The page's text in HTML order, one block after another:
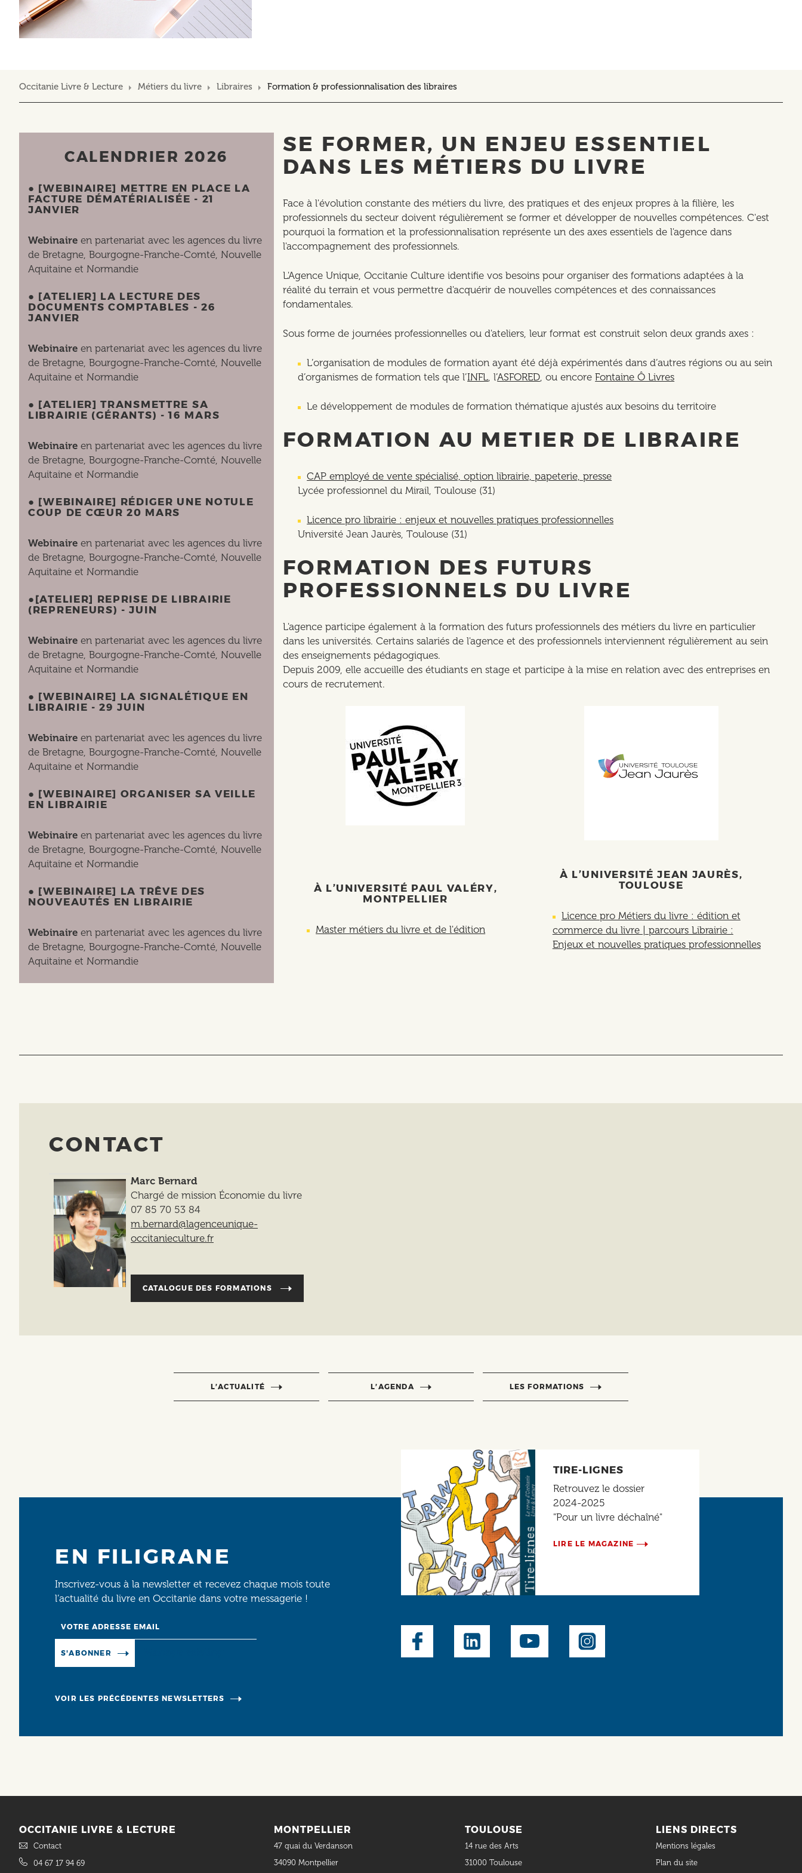
Occitanie Livre & Lecture Métiers du livre Libraires Formation & professionnalisation des libraires
CALENDRIER 2026
● [WEBINAIRE] METTRE EN PLACE LA
FACTURE DÉMATÉRIALISÉE - 21
JANVIER
Webinaire en partenariat avec les agences du livre
de Bretagne, Bourgogne-Franche-Comté, Nouvelle
Aquitaine et Normandie
● [ATELIER] LA LECTURE DES
DOCUMENTS COMPTABLES - 26
JANVIER
Webinaire en partenariat avec les agences du livre
de Bretagne, Bourgogne-Franche-Comté, Nouvelle
Aquitaine et Normandie
● [ATELIER] TRANSMETTRE SA
LIBRAIRIE (GÉRANTS) - 16 MARS
Webinaire en partenariat avec les agences du livre
de Bretagne, Bourgogne-Franche-Comté, Nouvelle
Aquitaine et Normandie
● [WEBINAIRE] RÉDIGER UNE NOTULE
COUP DE CŒUR 20 MARS
Webinaire en partenariat avec les agences du livre
de Bretagne, Bourgogne-Franche-Comté, Nouvelle
Aquitaine et Normandie
●[ATELIER] REPRISE DE LIBRAIRIE
(REPRENEURS) - JUIN
Webinaire en partenariat avec les agences du livre
de Bretagne, Bourgogne-Franche-Comté, Nouvelle
Aquitaine et Normandie
● [WEBINAIRE] LA SIGNALÉTIQUE EN
LIBRAIRIE - 29 JUIN
Webinaire en partenariat avec les agences du livre
de Bretagne, Bourgogne-Franche-Comté, Nouvelle
Aquitaine et Normandie
● [WEBINAIRE] ORGANISER SA VEILLE
EN LIBRAIRIE
Webinaire en partenariat avec les agences du livre
de Bretagne, Bourgogne-Franche-Comté, Nouvelle
Aquitaine et Normandie
● [WEBINAIRE] LA TRÊVE DES
NOUVEAUTÉS EN LIBRAIRIE
Webinaire en partenariat avec les agences du livre
de Bretagne, Bourgogne-Franche-Comté, Nouvelle
Aquitaine et Normandie
SE FORMER, UN ENJEU ESSENTIEL
DANS LES MÉTIERS DU LIVRE
Face à l'évolution constante des métiers du livre, des pratiques et des enjeux propres à la filière, les
professionnels du secteur doivent régulièrement se former et développer de nouvelles compétences. C'est
pourquoi la formation et la professionnalisation représente un des axes essentiels de l'agence dans
l'accompagnement des professionnels.
L'Agence Unique, Occitanie Culture identifie vos besoins pour organiser des formations adaptées à la
réalité du terrain et vous permettre d'acquérir de nouvelles compétences et des connaissances
fondamentales.
Sous forme de journées professionnelles ou d'ateliers, leur format est construit selon deux grands axes :
L’organisation de modules de formation ayant été déjà expérimentés dans d’autres régions ou au sein
d’organismes de formation tels que l’INFL, l’ASFORED, ou encoreFontaine Ô Livres
Le développement de modules de formation thématique ajustés aux besoins du territoire
FORMATION AU METIER DE LIBRAIRE
CAP employé de vente spécialisé, option librairie, papeterie, presse
Lycée professionnel du Mirail, Toulouse (31)
Licence pro librairie : enjeux et nouvelles pratiques professionnelles
Université Jean Jaurès, Toulouse (31)
FORMATION DES FUTURS
PROFESSIONNELS DU LIVRE
L'agence participe également à la formation des futurs professionnels des métiers du livre en particulier
dans les universités. Certains salariés de l'agence et des professionnels interviennent régulièrement au sein
des enseignements pédagogiques.
Depuis 2009, elle accueille des étudiants en stage et participe à la mise en relation avec des entreprises en
cours de recrutement.
À L’UNIVERSITÉ PAUL VALÉRY,
MONTPELLIER
Master métiers du livre et de l'édition
À L’UNIVERSITÉ JEAN JAURÈS,
TOULOUSE
Licence pro Métiers du livre : édition et
commerce du livre | parcours Librairie :
Enjeux et nouvelles pratiques professionnelles
CONTACT
Marc Bernard
Chargé de mission Économie du livre
07 85 70 53 84
m.bernard@lagenceunique-
occitanieculture.fr
CATALOGUE DES FORMATIONS
L’ACTUALITÉ L’AGENDA LES FORMATIONS
EN FILIGRANE
Inscrivez-vous à la newsletter et recevez chaque mois toute
l’actualité du livre en Occitanie dans votre messagerie !
S'ABONNER
VOIR LES PRÉCÉDENTES NEWSLETTERS
TIRE-LIGNES
Retrouvez le dossier
2024-2025
"Pour un livre déchaîné"
LIRE LE MAGAZINE
Social
OCCITANIE LIVRE & LECTURE
Contact
04 67 17 94 69
MONTPELLIER
47 quai du Verdanson
34090 Montpellier
TOULOUSE
14 rue des Arts
31000 Toulouse
LIENS DIRECTS
Mentions légales
Plan du site